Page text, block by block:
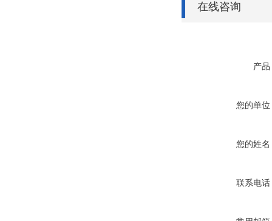
在线咨询
产品
您的单位
您的姓名
联系电话